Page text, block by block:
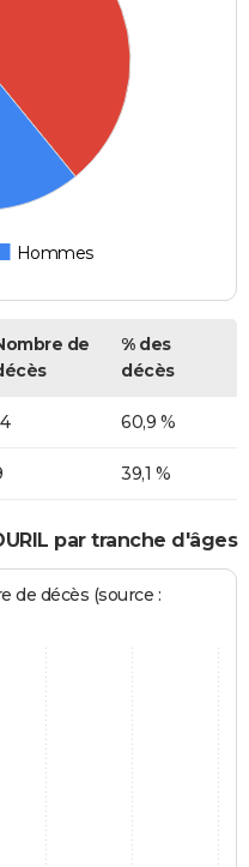
Hommes
de
% des
décès
60,9 %
39,1 %
par tranche d'âges
de décès (source :